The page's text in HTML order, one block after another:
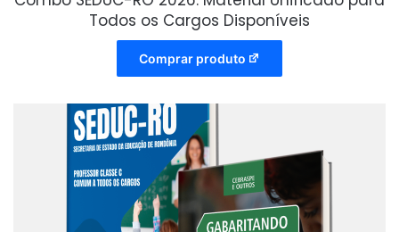
Todos os Cargos Disponíveis
Comprar produto